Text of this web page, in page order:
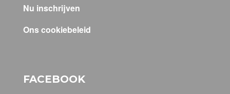
Nu inschrijven
Ons cookiebeleid
FACEBOOK